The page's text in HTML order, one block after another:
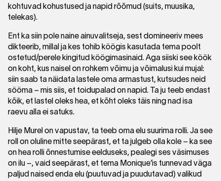
kohtuvad kohustused ja napid rõõmud (suits, muusika,
telekas).
Ent ka siin pole naine ainuvalitseja, sest domineeriv mees
dikteerib, millal ja kes tohib köögis kasutada tema poolt
ostetud/perele kingitud köögimasinaid. Aga siiski see köök
on koht, kus naisel on rohkem võimu ja võimalusi kui mujal:
siin saab ta näidata lastele oma armastust, kutsudes neid
sööma – mis siis, et toidupalad on napid. Ta ju teeb endast
kõik, et lastel oleks hea, et kõht oleks täis ning nad isa
raevu alla ei satuks.
Hilje Murel on vapustav, ta teeb oma elu suurima rolli. Ja see
roll on oluline mitte seepärast, et ta julgeb olla kole – ka see
on hea rolli õnnestumise eelduseks, pealegi ses väsimuses
on ilu –, vaid seepärast, et tema Monique’is tunnevad väga
paljud naised enda elu (puutuvad ja puudutavad) valikud